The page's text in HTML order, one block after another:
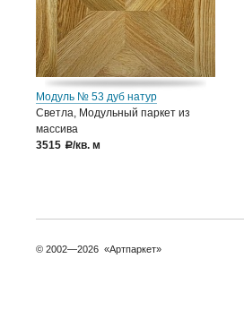
Модуль № 53 дуб натур
Светла, Модульный паркет из
массива
3515
a/кв. м
© 2002—2026 «Артпаркет»